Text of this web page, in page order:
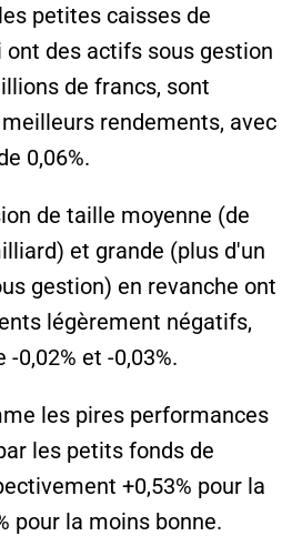
petites caisses de
ont des actifs sous gestion
de francs, sont
rendements, avec
0,06%.
de taille moyenne (de
et grande (plus d'un
gestion) en revanche ont
légèrement négatifs,
0,02% et -0,03%.
les pires performances
les petits fonds de
+0,53% pour la
pour la moins bonne.